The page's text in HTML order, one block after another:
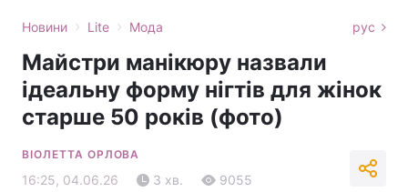
Новини › Lite › Мода рус
Майстри манікюру назвали
ідеальну форму нігтів для жінок
старше 50 років (фото)
ВІОЛЕТТА ОРЛОВА
16:25, 04.06.26 3 хв. 9055